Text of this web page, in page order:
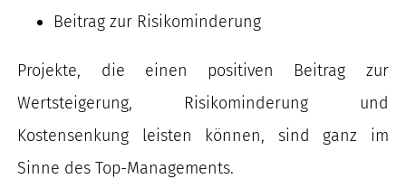
Beitrag zur Risikominderung
Projekte, die einen positiven Beitrag zur
Wertsteigerung, Risikominderung und
Kostensenkung leisten können, sind ganz im
Sinne des Top-Managements.